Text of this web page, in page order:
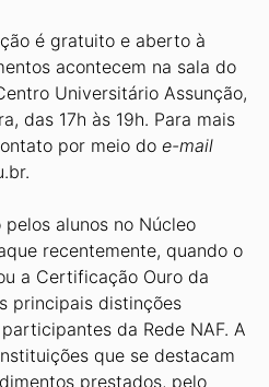
é gratuito e aberto à
acontecem na sala do
Universitário Assunção,
das 17h às 19h. Para mais
por meio do e-mail
alunos no Núcleo
recentemente, quando o
a Certificação Ouro da
principais distin­ções
da Rede NAF. A
que se destacam
prestados, pelo